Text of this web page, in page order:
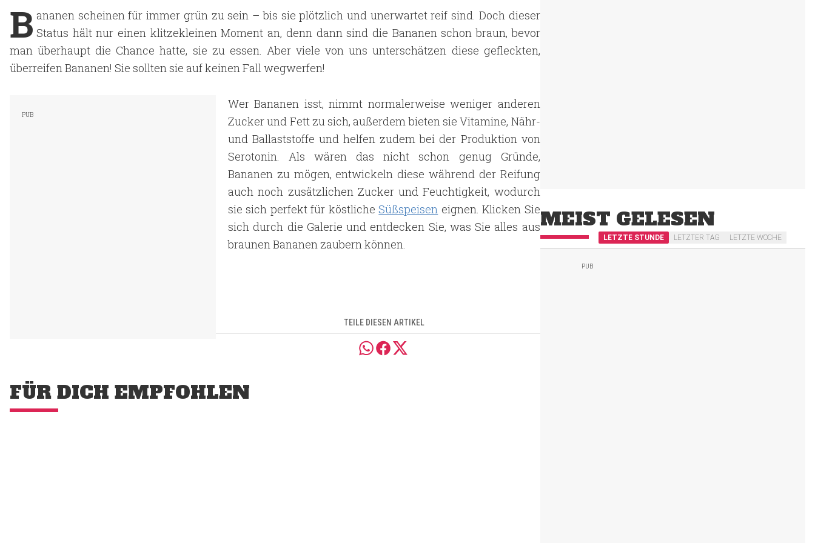
B ananen scheinen für immer grün zu sein – bis sie plötzlich und unerwartet reif sind. Doch dieser
Status hält nur einen klitzekleinen Moment an, denn dann sind die Bananen schon braun, bevor
man überhaupt die Chance hatte, sie zu essen. Aber viele von uns unterschätzen diese gefleckten,
überreifen Bananen! Sie sollten sie auf keinen Fall wegwerfen!
Wer Bananen isst, nimmt normalerweise weniger anderen
Zucker und Fett zu sich, außerdem bieten sie Vitamine, Nähr-
und Ballaststoffe und helfen zudem bei der Produktion von
Serotonin. Als wären das nicht schon genug Gründe,
Bananen zu mögen, entwickeln diese während der Reifung
auch noch zusätzlichen Zucker und Feuchtigkeit, wodurch
sie sich perfekt für köstlicheSüßspeisen eignen. Klicken Sie
sich durch die Galerie und entdecken Sie, was Sie alles aus
braunen Bananen zaubern können.
TEILE DIESEN ARTIKEL
FÜR DICH EMPFOHLEN
MEIST GELESEN
LETZTE STUNDE LETZTER TAG LETZTE WOCHE